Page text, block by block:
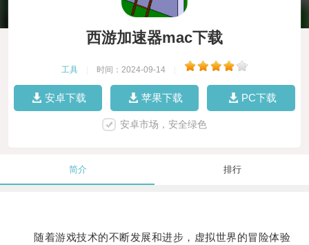
西游加速器mac下载
工具 时间：2024-09-14
安卓下载 苹果下载 PC下载
安卓市场，安全绿色
简介 排行
随着游戏技术的不断发展和进步，虚拟世界的冒险体验